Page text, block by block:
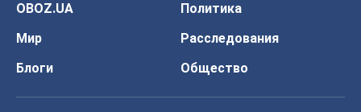
OBOZ.UA
Политика
Мир
Расследования
Блоги
Общество